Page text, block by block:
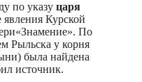
по указу царя
явления Курской
По
Рыльска у корня
была найдена
источник.